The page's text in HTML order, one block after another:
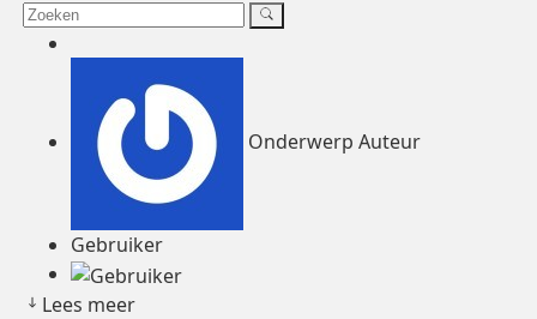
Onderwerp Auteur
Gebruiker
Lees meer